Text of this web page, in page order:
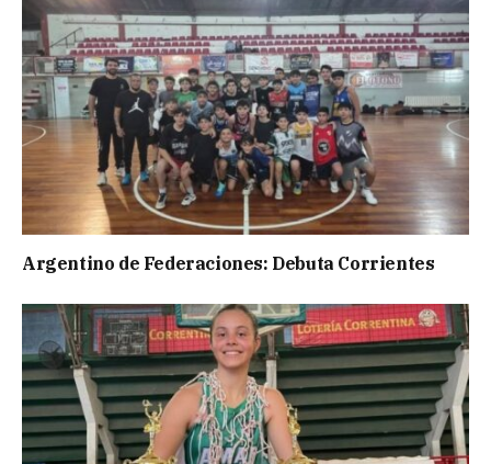
Argentino de Federaciones: Debuta Corrientes